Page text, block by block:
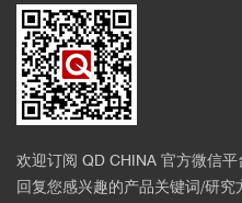
欢迎订阅 QD CHINA 官方微信平
回复您感兴趣的产品关键词/研究